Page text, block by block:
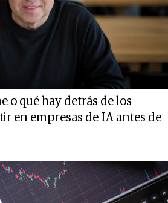
o qué hay detrás de los
en empresas de IA antes de